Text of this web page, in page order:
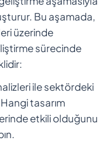
Bu aşamada,
üzerinde
sürecinde
ile sektördeki
tasarım
etkili olduğunu